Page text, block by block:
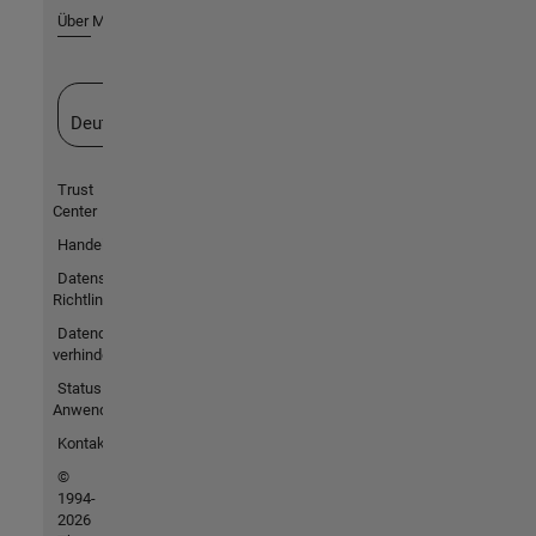
Über MathWorks
Deutschland
Trust
Center
Handelsmarken
Datenschutz-
Richtlinien
Datendiebstahl
verhindern
Status von
Anwendungen
Kontakt
©
1994-
2026